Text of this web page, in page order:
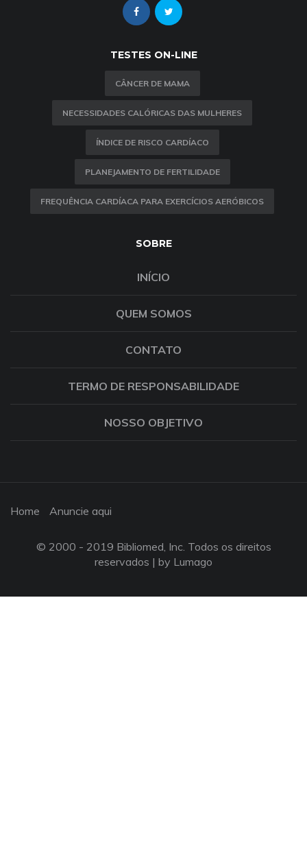
TESTES ON-LINE
CÂNCER DE MAMA
NECESSIDADES CALÓRICAS DAS MULHERES
ÍNDICE DE RISCO CARDÍACO
PLANEJAMENTO DE FERTILIDADE
FREQUÊNCIA CARDÍACA PARA EXERCÍCIOS AERÓBICOS
SOBRE
INÍCIO
QUEM SOMOS
CONTATO
TERMO DE RESPONSABILIDADE
NOSSO OBJETIVO
Home Anuncie aqui
© 2000 - 2019 Bibliomed, Inc. Todos os direitos
reservados | by Lumago